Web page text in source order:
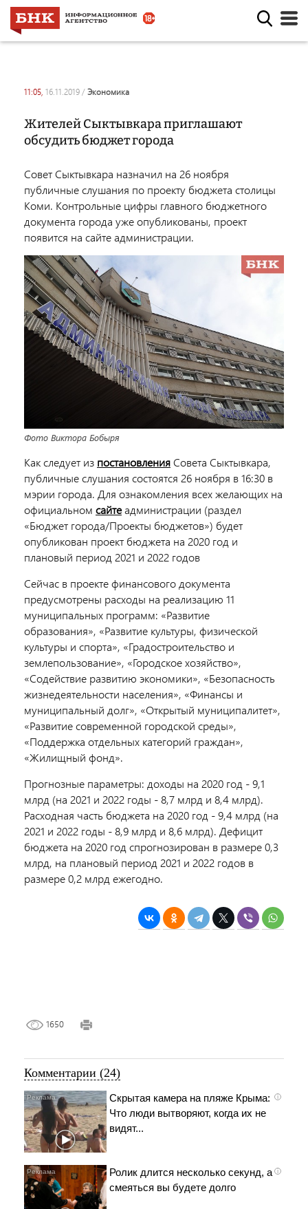
11:05, 16.11.2019 / экономика
Жителей Сыктывкара приглашают
обсудить бюджет города
Совет Сыктывкара назначил на 26 ноября
публичные слушания по проекту бюджета столицы
Коми. Контрольные цифры главного бюджетного
документа города уже опубликованы, проект
появится на сайте администрации.
Фото Виктора Бобыря
Как следует из постановленияСовета Сыктывкара,
публичные слушания состоятся 26 ноября в 16:30 в
мэрии города. Для ознакомления всех желающих на
официальном сайтеадминистрации (раздел
«Бюджет города/Проекты бюджетов») будет
опубликован проект бюджета на 2020 год и
плановый период 2021 и 2022 годов
Сейчас в проекте финансового документа
предусмотрены расходы на реализацию 11
муниципальных программ: «Развитие
образования», «Развитие культуры, физической
культуры и спорта», «Градостроительство и
землепользование», «Городское хозяйство»,
«Содействие развитию экономики», «Безопасность
жизнедеятельности населения», «Финансы и
муниципальный долг», «Открытый муниципалитет»,
«Развитие современной городской среды»,
«Поддержка отдельных категорий граждан»,
«Жилищный фонд».
Прогнозные параметры: доходы на 2020 год - 9,1
млрд (на 2021 и 2022 годы - 8,7 млрд и 8,4 млрд).
Расходная часть бюджета на 2020 год - 9,4 млрд (на
2021 и 2022 годы - 8,9 млрд и 8,6 млрд). Дефицит
бюджета на 2020 год спрогнозирован в размере 0,3
млрд, на плановый период 2021 и 2022 годов в
размере 0,2 млрд ежегодно.
1650
Комментарии (24)
i
Скрытая камера на пляже Крыма:
Что люди вытворяют, когда их не
видят...
i
Ролик длится несколько секунд, а
смеяться вы будете долго